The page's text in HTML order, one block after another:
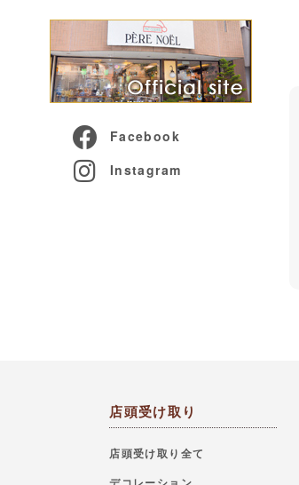
Facebook
Instagram
店頭受け取り
店頭受け取り全て